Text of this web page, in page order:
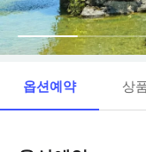
옵션예약 상